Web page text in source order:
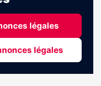
légales
légales